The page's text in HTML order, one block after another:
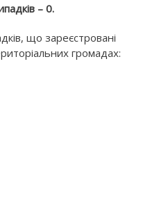
– 0.
що зареєстровані
громадах: